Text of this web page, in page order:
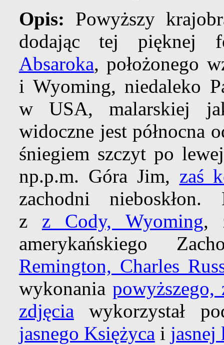
Opis: Powyższy
dodając tej pięknej
Absaroka, położonego
i Wyoming, niedaleko
w USA, malarskiej
widoczne jest północna
śniegiem szczyt po
np.p.m. Góra Jim, zaś
zachodni
z z Cody, Wyoming,
amerykańskiego
Remington, Charles
wykonania powyższego,
zdjęcia wykorzystał
jasnego Księżyca i jasnej